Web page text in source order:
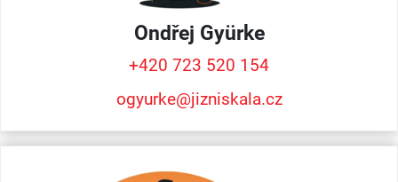
Ondřej Gyürke
+420 723 520 154
ogyurke@jizniskala.cz